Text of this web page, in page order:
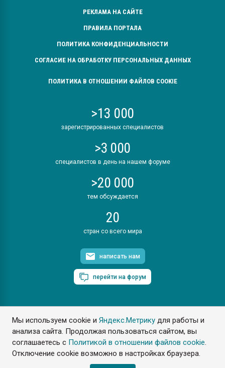
Мы используем cookie иЯндекс.Метрику для работы и
анализа сайта. Продолжая пользоваться сайтом, вы
соглашаетесь с Политикой в отношении файлов cookie.
Отключение cookie возможно в настройках браузера.
РЕКЛАМА НА САЙТЕ
ПРАВИЛА ПОРТАЛА
ПОЛИТИКА КОНФИДЕНЦИАЛЬНОСТИ
СОГЛАСИЕ НА ОБРАБОТКУ ПЕРСОНАЛЬНЫХ ДАННЫХ
ПОЛИТИКА В ОТНОШЕНИИ ФАЙЛОВ COOKIE
>13 000
зарегистрированных специалистов
>3 000
специалистов в день на нашем форуме
>20 000
тем обсуждается
20
стран со всего мира
написать нам
перейти на форум
ПластЭксперт © 2006. Все права защищены
Разрешается копирование материалов сайта с обязательной
ссылкой на www.e-plastic.ru
Разработка сайта